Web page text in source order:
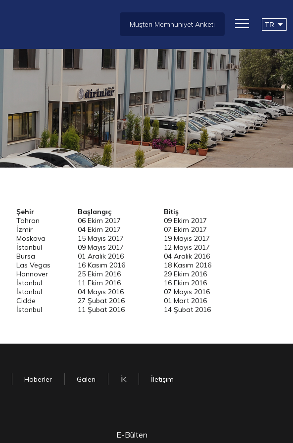
Müşteri Memnuniyet Anketi
Şehir Başlangıç
Bitiş
Tahran 06 Ekim 2017
09 Ekim 2017
İzmir 04 Ekim 2017
07 Ekim 2017
Moskova 15 Mayıs 2017
19 Mayıs 2017
İstanbul 09 Mayıs 2017
12 Mayıs 2017
Bursa 01 Aralık 2016
04 Aralık 2016
Las Vegas 16 Kasım 2016
18 Kasım 2016
Hannover 25 Ekim 2016
29 Ekim 2016
İstanbul 11 Ekim 2016
16 Ekim 2016
İstanbul 04 Mayıs 2016
07 Mayıs 2016
Cidde 27 Şubat 2016
01 Mart 2016
İstanbul 11 Şubat 2016 14 Şubat 2016
Haberler Galeri İK İletişim
E-Bülten